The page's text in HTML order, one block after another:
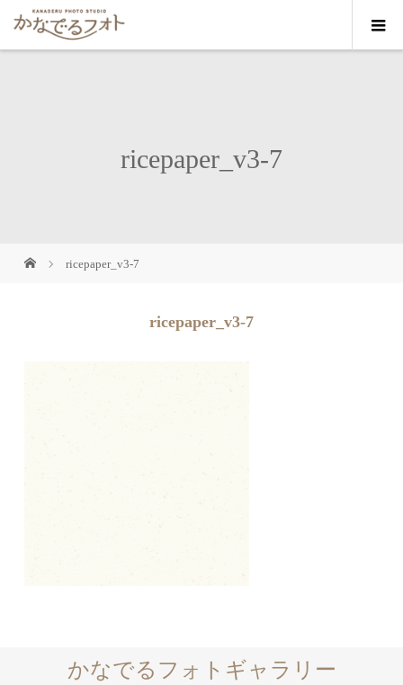
ricepaper_v3-7
ricepaper_v3-7
ricepaper_v3-7
かなでるフォトギャラリー